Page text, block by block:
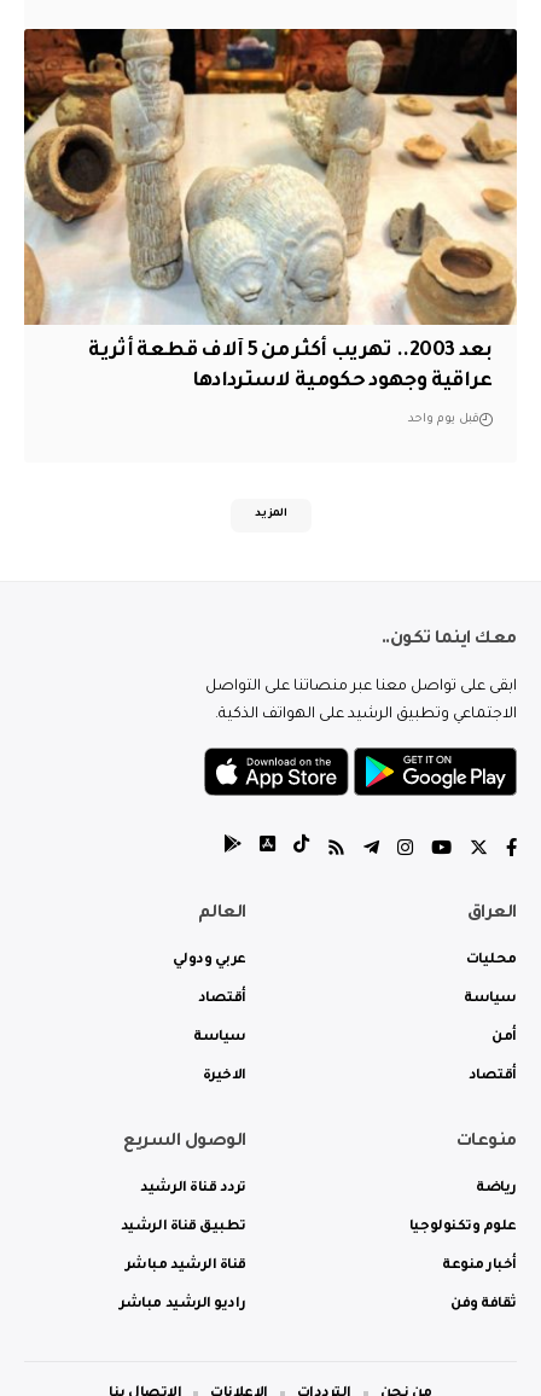
بعد 2003.. تهريب أكثر من 5 آلاف قطعة أثرية
عراقية وجهود حكومية لاستردادها
قبل يوم واحد
المزيد
معك اينما تكون..
ابقى على تواصل معنا عبر منصاتنا على التواصل
الاجتماعي وتطبيق الرشيد على الهواتف الذكية.
العراق
محليات
سياسة
أمن
أقتصاد
العالم
عربي ودولي
أقتصاد
سياسة
الاخيرة
منوعات
رياضة
علوم وتكنولوجيا
أخبار منوعة
ثقافة وفن
الوصول السريع
تردد قناة الرشيد
تطبيق قناة الرشيد
قناة الرشيد مباشر
راديو الرشيد مباشر